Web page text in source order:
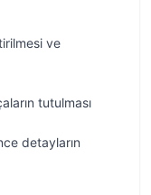
ve
tutulması
detayların